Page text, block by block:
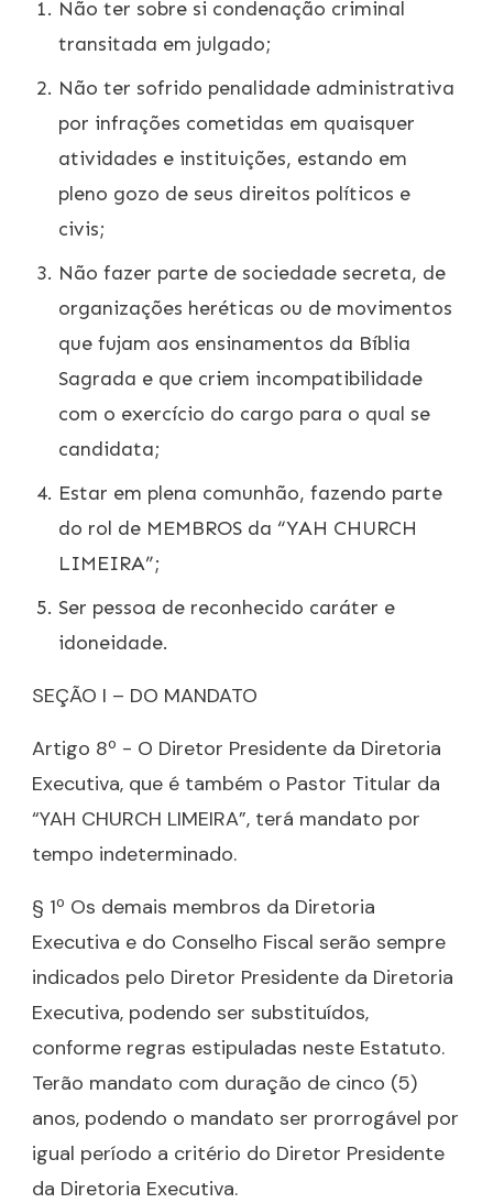
Não ter sobre si condenação criminal
transitada em julgado;
Não ter sofrido penalidade administrativa
por infrações cometidas em quaisquer
atividades e instituições, estando em
pleno gozo de seus direitos políticos e
civis;
Não fazer parte de sociedade secreta, de
organizações heréticas ou de movimentos
que fujam aos ensinamentos da Bíblia
Sagrada e que criem incompatibilidade
com o exercício do cargo para o qual se
candidata;
Estar em plena comunhão, fazendo parte
do rol de MEMBROS da “YAH CHURCH
LIMEIRA”;
Ser pessoa de reconhecido caráter e
idoneidade.
SEÇÃO I – DO MANDATO
Artigo 8º - O Diretor Presidente da Diretoria
Executiva, que é também o Pastor Titular da
“YAH CHURCH LIMEIRA”, terá mandato por
tempo indeterminado.
§ 1º Os demais membros da Diretoria
Executiva e do Conselho Fiscal serão sempre
indicados pelo Diretor Presidente da Diretoria
Executiva, podendo ser substituídos,
conforme regras estipuladas neste Estatuto.
Terão mandato com duração de cinco (5)
anos, podendo o mandato ser prorrogável por
igual período a critério do Diretor Presidente
da Diretoria Executiva.